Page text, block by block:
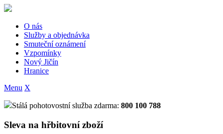
Skip
contentO nás
Služby a objednávka
Smuteční oznámení
Vzpomínky
Nový Jičín
Hranice
Menu X
Stálá pohotovostní služba zdarma: 800 100 788
Sleva na hřbitovní zboží